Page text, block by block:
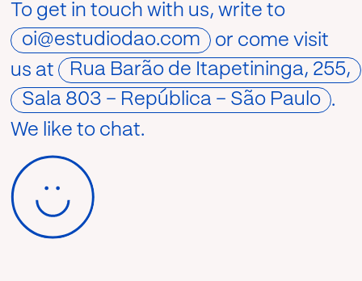
To get in touch with us, write to
oi@estudiodao.com
or come visit
us at
Rua Barão de Itapetininga, 255,
Sala 803 – República – São Paulo
.
We like to chat.